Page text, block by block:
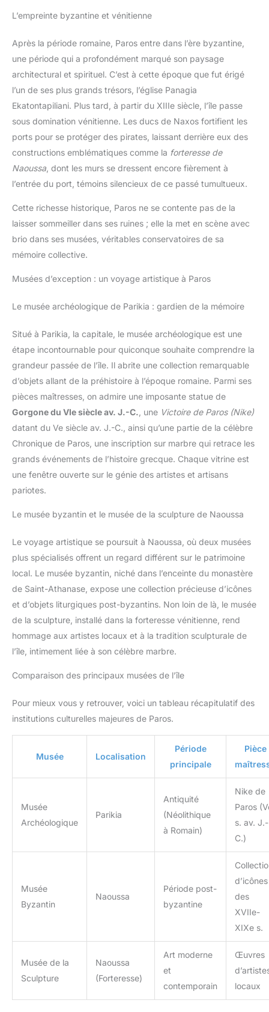
L’empreinte byzantine et vénitienne
Après la période romaine, Paros entre dans l’ère byzantine,
une période qui a profondément marqué son paysage
architectural et spirituel. C’est à cette époque que fut érigé
l’un de ses plus grands trésors, l’église Panagia
Ekatontapiliani. Plus tard, à partir du XIIIe siècle, l’île passe
sous domination vénitienne. Les ducs de Naxos fortifient les
ports pour se protéger des pirates, laissant derrière eux des
constructions emblématiques comme la forteresse de
Naoussa, dont les murs se dressent encore fièrement à
l’entrée du port, témoins silencieux de ce passé tumultueux.
Cette richesse historique, Paros ne se contente pas de la
laisser sommeiller dans ses ruines ; elle la met en scène avec
brio dans ses musées, véritables conservatoires de sa
mémoire collective.
Musées d’exception : un voyage artistique à Paros
Le musée archéologique de Parikia : gardien de la mémoire
Situé à Parikia, la capitale, le musée archéologique est une
étape incontournable pour quiconque souhaite comprendre la
grandeur passée de l’île. Il abrite une collection remarquable
d’objets allant de la préhistoire à l’époque romaine. Parmi ses
pièces maîtresses, on admire une imposante statue de
Gorgone du VIe siècle av. J.-C., une Victoire de Paros (Nike)
datant du Ve siècle av. J.-C., ainsi qu’une partie de la célèbre
Chronique de Paros, une inscription sur marbre qui retrace les
grands événements de l’histoire grecque. Chaque vitrine est
une fenêtre ouverte sur le génie des artistes et artisans
pariotes.
Le musée byzantin et le musée de la sculpture de Naoussa
Le voyage artistique se poursuit à Naoussa, où deux musées
plus spécialisés offrent un regard différent sur le patrimoine
local. Le musée byzantin, niché dans l’enceinte du monastère
de Saint-Athanase, expose une collection précieuse d’icônes
et d’objets liturgiques post-byzantins. Non loin de là, le musée
de la sculpture, installé dans la forteresse vénitienne, rend
hommage aux artistes locaux et à la tradition sculpturale de
l’île, intimement liée à son célèbre marbre.
Comparaison des principaux musées de l’île
Pour mieux vous y retrouver, voici un tableau récapitulatif des
institutions culturelles majeures de Paros.
Musée Localisation
Période
principale
Pièce
Musée
Archéologique
Parikia
Antiquité
(Néolithique
à Romain)
Nike de
Paros
s. av. J.-
C.)
Musée
Byzantin
Naoussa
Période post-
byzantine
d’icônes
des
XVIIe-
XIXe s.
Musée de la
Sculpture
Naoussa
(Forteresse)
Art moderne
et
contemporain
Œuvres
locaux